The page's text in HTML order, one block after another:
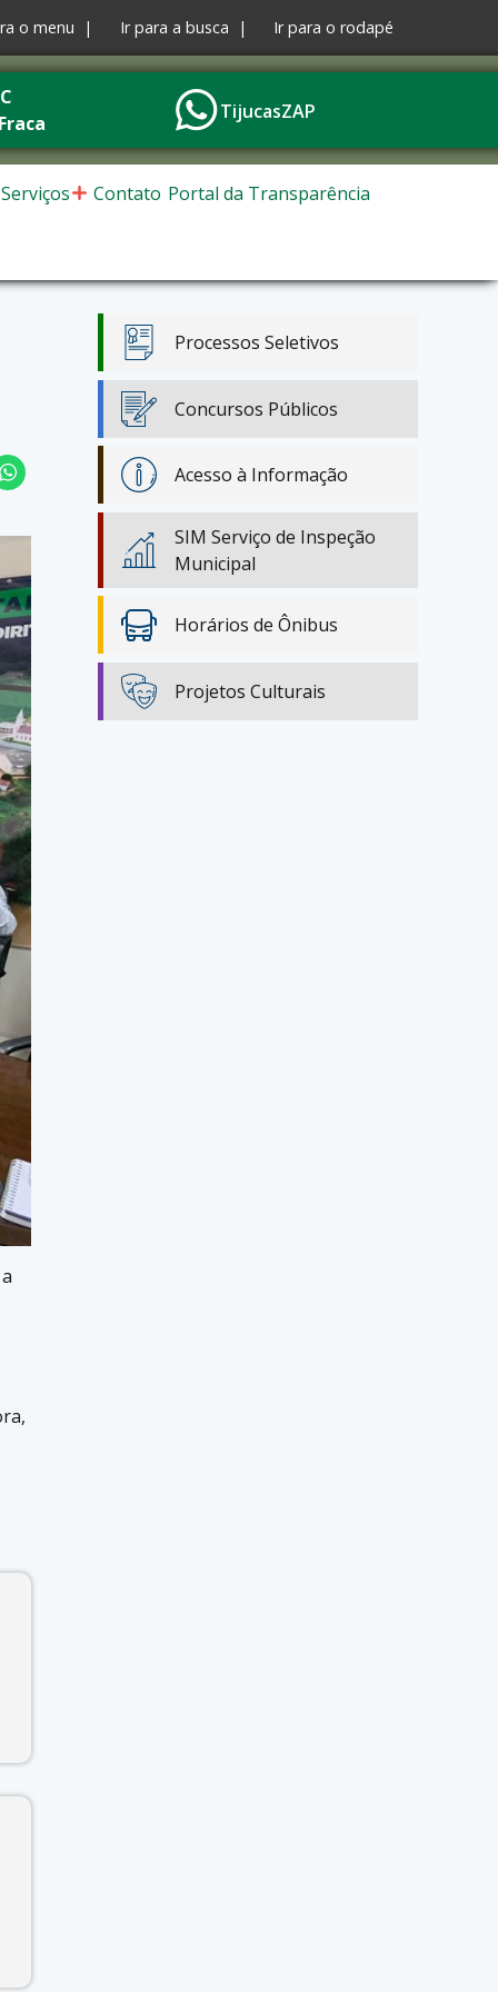
o menu | Ir para a busca | Ir para o rodapé
TijucasZAP
Serviços Contato Portal da Transparência
Processos Seletivos
Concursos Públicos
Acesso à Informação
SIM Serviço de Inspeção
Municipal
Horários de Ônibus
Projetos Culturais